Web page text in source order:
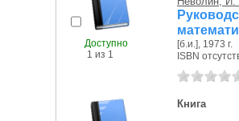
Доступно
1 из 1
[б.и.], 1973 г.
ISBN
Книга